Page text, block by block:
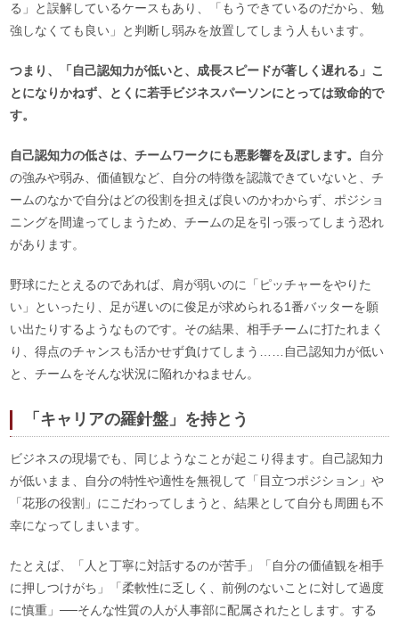
る」と誤解しているケースもあり、「もうできているのだから、勉
強しなくても良い」と判断し弱みを放置してしまう人もいます。
つまり、「自己認知力が低いと、成長スピードが著しく遅れる」こ
とになりかねず、とくに若手ビジネスパーソンにとっては致命的で
す。
自己認知力の低さは、チームワークにも悪影響を及ぼします。
自分
の強みや弱み、価値観など、自分の特徴を認識できていないと、チ
ームのなかで自分はどの役割を担えば良いのかわからず、ポジショ
ニングを間違ってしまうため、チームの足を引っ張ってしまう恐れ
があります。
野球にたとえるのであれば、肩が弱いのに「ピッチャーをやりた
い」といったり、足が遅いのに俊足が求められる1番バッターを願
い出たりするようなものです。その結果、相手チームに打たれまく
り、得点のチャンスも活かせず負けてしまう……自己認知力が低い
と、チームをそんな状況に陥れかねません。
「キャリアの羅針盤」を持とう
ビジネスの現場でも、同じようなことが起こり得ます。自己認知力
が低いまま、自分の特性や適性を無視して「目立つポジション」や
「花形の役割」にこだわってしまうと、結果として自分も周囲も不
幸になってしまいます。
たとえば、「人と丁寧に対話するのが苦手」「自分の価値観を相手
に押しつけがち」「柔軟性に乏しく、前例のないことに対して過度
に慎重」──そんな性質の人が人事部に配属されたとします。する